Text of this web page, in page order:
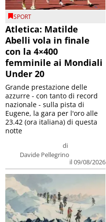
SPORT
Atletica: Matilde
Abelli vola in finale
con la 4×400
femminile ai Mondiali
Under 20
di
Davide Pellegrino
il 09/08/2026
Grande prestazione delle
azzurre - con tanto di record
nazionale - sulla pista di
Eugene, la gara per l'oro alle
23.42 (ora italiana) di questa
notte